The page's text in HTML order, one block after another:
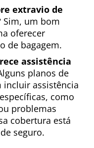
extravio de
Sim, um bom
oferecer
de bagagem.
assistência
planos de
incluir assistência
como
problemas
cobertura está
seguro.